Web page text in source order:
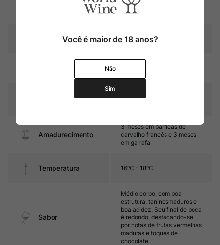
Mendoza
Argentina
14,2%
Amadurecimento
3 meses em barricas de
carvalho francês e 3 meses
em garrafa
Temperatura 16ºC – 18ºC
Sabor
Médio corpo, com boa
estrutura, taninosmaduros e
boa acidez. Seu final de boca
é redondo, destacando-se
por notas de frutas vermelhas
maduras e toques de
chocolate.
Você é maior de 18 anos?
Não
Sim